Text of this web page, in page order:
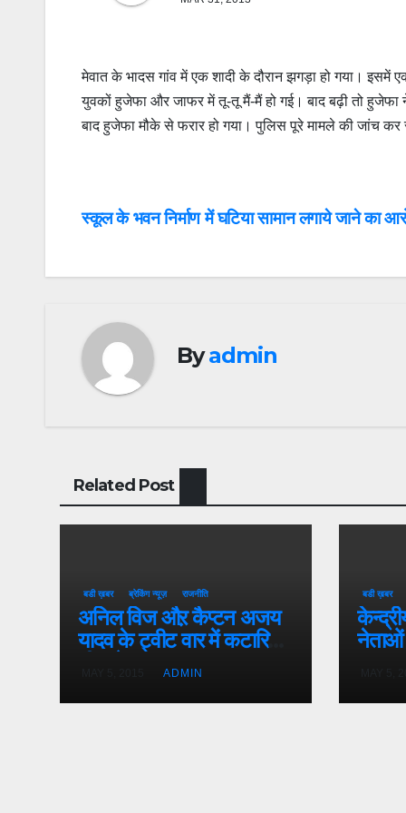
मेवात के भादस गांव में एक शादी के दौरान झगड़ा हो गया। इसमें
युवकों हुजेफा और जाफर में तू-तू मैं-मैं हो गई। बाद बढ़ी तो हुजेफा
बाद हुजेफा मौके से फरार हो गया। पुलिस पूरे मामले की जांच कर
Post
स्कूल के भवन निर्माण में घटिया सामान लगाये जाने का
Byadmin
Related Post
बडी ख़बर ब्रेकिंग न्यूज़ राजनीति
अनिल विज औऱ कैप्टन अजय
यादव के ट्वीट वार में कटारिया
ADMIN
बडी ख़बर
नेताओं